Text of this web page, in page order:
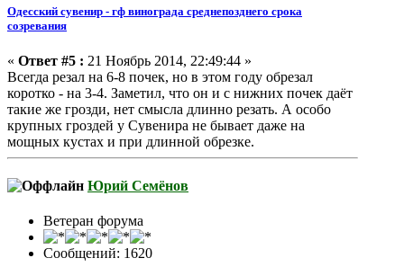
Одесский сувенир - гф винограда среднепозднего срока
созревания
« Ответ #5 : 21 Ноябрь 2014, 22:49:44 »
Всегда резал на 6-8 почек, но в этом году обрезал
коротко - на 3-4. Заметил, что он и с нижних почек даёт
такие же грозди, нет смысла длинно резать. А особо
крупных гроздей у Сувенира не бывает даже на
мощных кустах и при длинной обрезке.
Юрий Семёнов
Ветеран форума
Сообщений: 1620